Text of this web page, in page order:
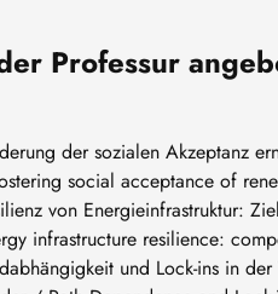
Professur
der sozialen Akzeptanz
social acceptance of
von Energieinfrastruktur:
infrastructure resilience:
und Lock-ins in